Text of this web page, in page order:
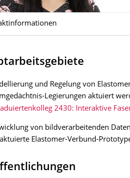
und Regelung von
Legierungen aktuiert
2430: Interaktive
von bildverarbeitenden
Elastomer-Verbund-